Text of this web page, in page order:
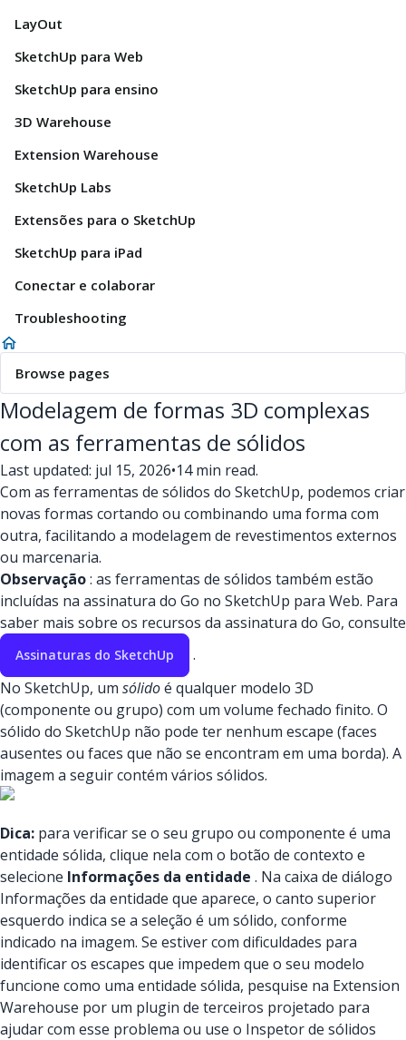
LayOut
SketchUp para Web
SketchUp para ensino
3D Warehouse
Extension Warehouse
SketchUp Labs
Extensões para o SketchUp
SketchUp para iPad
Conectar e colaborar
Troubleshooting
Browse pages
Modelagem de formas 3D complexas
com as ferramentas de sólidos
Last updated: jul 15, 2026•14 min read.
Com as ferramentas de sólidos do SketchUp, podemos criar
novas formas cortando ou combinando uma forma com
outra, facilitando a modelagem de revestimentos externos
ou marcenaria.
Observação: as ferramentas de sólidos também estão
incluídas na assinatura do Go no SketchUp para Web. Para
saber mais sobre os recursos da assinatura do Go, consulte
Assinaturas do SketchUp
.
No SketchUp, um sólidoé qualquer modelo 3D
(componente ou grupo) com um volume fechado finito. O
sólido do SketchUp não pode ter nenhum escape (faces
ausentes ou faces que não se encontram em uma borda). A
imagem a seguir contém vários sólidos.
Dica: para verificar se o seu grupo ou componente é uma
entidade sólida, clique nela com o botão de contexto e
selecione Informações da entidade . Na caixa de diálogo
Informações da entidade que aparece, o canto superior
esquerdo indica se a seleção é um sólido, conforme
indicado na imagem. Se estiver com dificuldades para
identificar os escapes que impedem que o seu modelo
funcione como uma entidade sólida, pesquise na Extension
Warehouse por um plugin de terceiros projetado para
ajudar com esse problema ou use o Inspetor de sólidos